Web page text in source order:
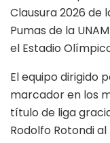
Clausura 2026 de
Pumas de la
el Estadio
El equipo dirigido
marcador en los
título de liga
Rodolfo Rotondi